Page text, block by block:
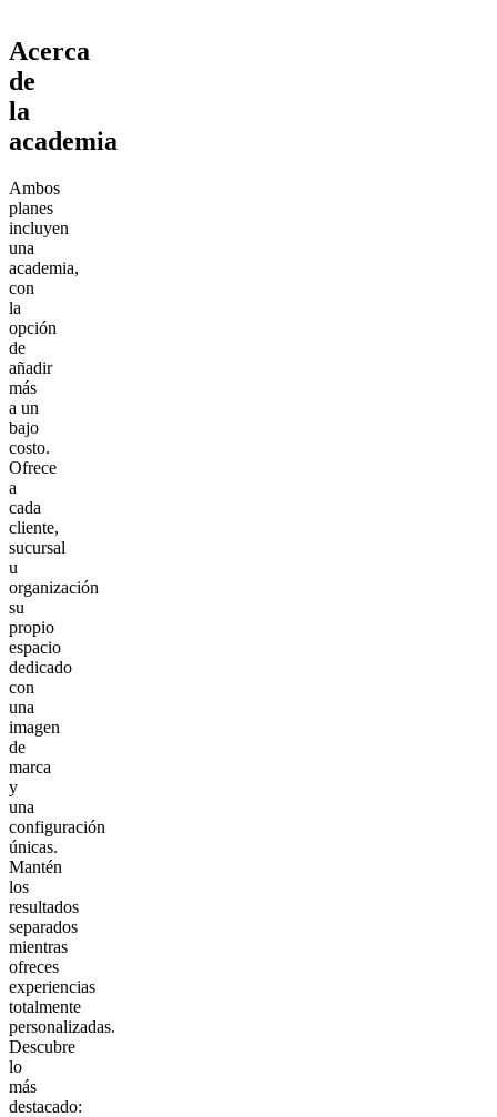
Acerca
de
la
academia
Ambos
planes
incluyen
una
academia,
con
la
opción
de
añadir
más
a un
bajo
costo.
Ofrece
a
cada
cliente,
sucursal
u
organización
su
propio
espacio
dedicado
con
una
imagen
de
marca
y
una
configuración
únicas.
Mantén
los
resultados
separados
mientras
ofreces
experiencias
totalmente
personalizadas.
Descubre
lo
más
destacado: